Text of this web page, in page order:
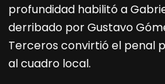
profundidad habilitó a
derribado por Gustavo
Terceros convirtió el penal
al cuadro local.